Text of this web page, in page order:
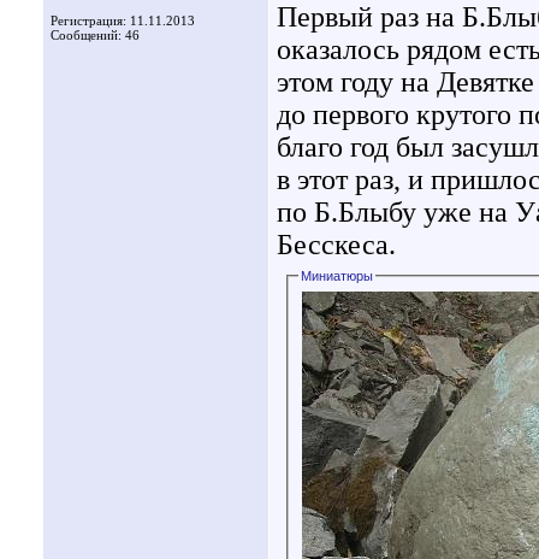
Регистрация: 11.11.2013
Сообщений: 46
Первый раз на
оказалось рядом
этом году на
до первого крутого
благо год был
в этот раз, и
по Б.Блыбу уже на
Бесскеса.
Миниатюры